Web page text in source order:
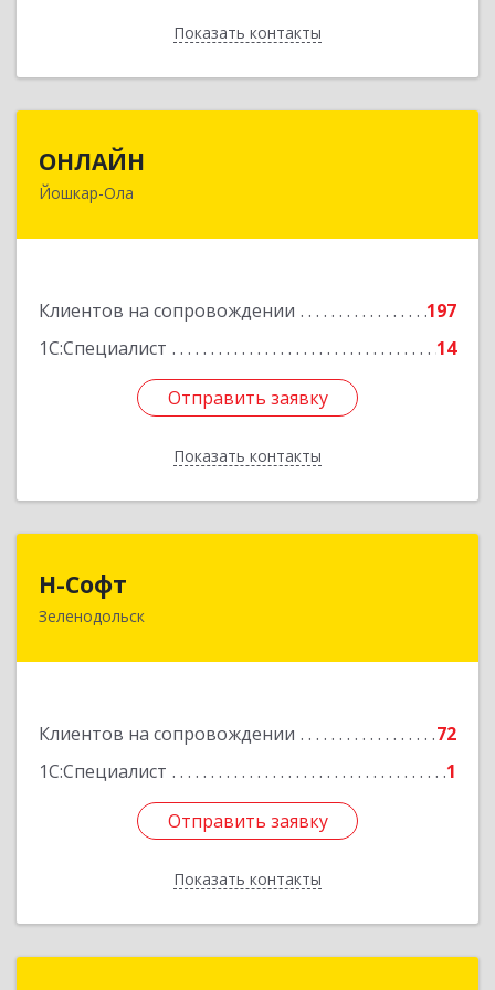
Показать контакты
Назад
ОНЛАЙН
Йошкар-Ола
Клиентов на сопровождении
197
1С:Специалист
14
Отправить заявку
Показать контакты
424000, Марий Эл Респ, Йошкар-Ола г,
Отправить заявку
Назад
Н-Софт
Зеленодольск
Клиентов на сопровождении
72
1С:Специалист
1
Отправить заявку
Показать контакты
422521, Татарстан Респ (Татарстан),
Подробнее
Отправить заявку
Назад